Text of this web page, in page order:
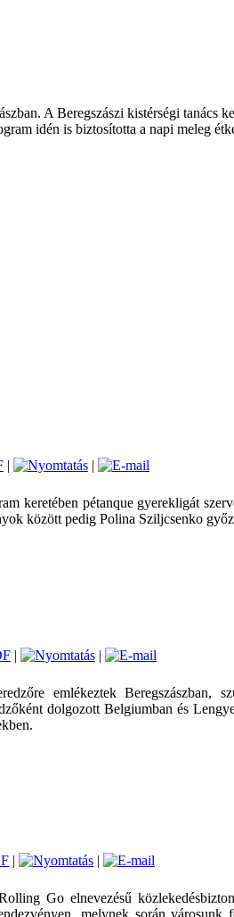
A Beregszászi kistérségi
idén is biztosította a napi meleg
|
|
keretében pétanque gyerekligát
között pedig Polina Sziljcsenko
|
|
emlékeztek Beregszászban,
dolgozott Belgiumban és
|
|
Go elnevezésű